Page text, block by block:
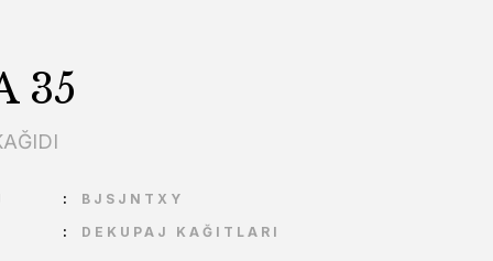
35
BJSJNTXY
DEKUPAJ KAĞITLARI